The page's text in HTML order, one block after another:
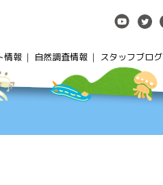
情報 自然調査情報 スタッフブログ